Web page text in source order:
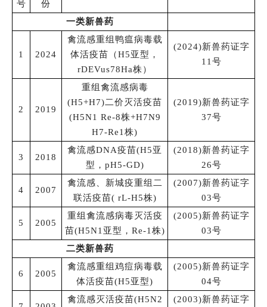
号 份
一类新兽药
1 2024
禽流感重组鸭瘟病毒载
体活疫苗（H5亚型，
rDEVus78Ha株）
(2024)新兽药证字
11号
2 2019
重组禽流感病毒
(H5+H7)二价灭活疫苗
(H5N1 Re-8株+H7N9
H7-Re1株)
(2019)新兽药证字
37号
3 2018
禽流感DNA疫苗(H5亚
型，pH5-GD)
(2018)新兽药证字
26号
4 2007
禽流感、新城疫重组二
联活疫苗( rL-H5株)
(2007)新兽药证字
03号
5 2005
重组禽流感病毒灭活疫
苗(H5N1亚型，Re-1株)
(2005)新兽药证字
03号
二类新兽药
6 2005
禽流感重组鸡痘病毒载
体活疫苗(H5亚型)
(2005)新兽药证字
04号
禽流感灭活疫苗(H5N2
(2003)新兽药证字